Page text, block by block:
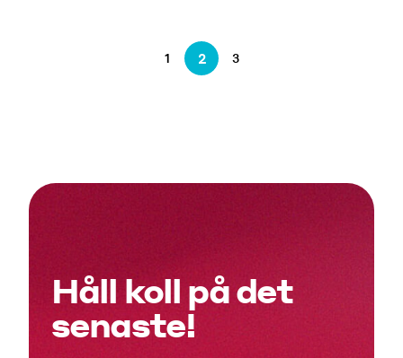
1 2 3
Håll koll på det
senaste!